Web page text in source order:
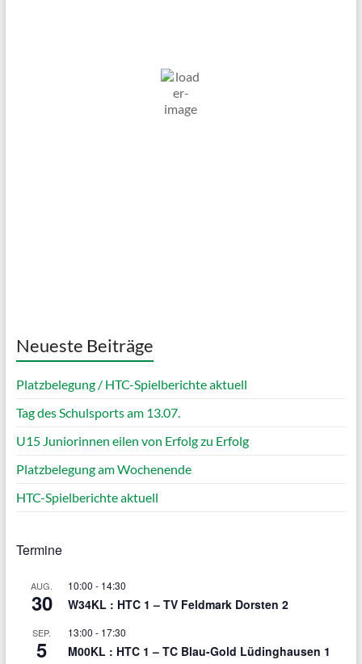
11
Neueste Beiträge
Platzbelegung / HTC-Spielberichte aktuell
Tag des Schulsports am 13.07.
U15 Juniorinnen eilen von Erfolg zu Erfolg
Platzbelegung am Wochenende
HTC-Spielberichte aktuell
Termine
AUG.
30
10:00 - 14:30
W34KL : HTC 1 – TV Feldmark Dorsten 2
SEP.
5
13:00 - 17:30
M00KL : HTC 1 – TC Blau-Gold Lüdinghausen 1